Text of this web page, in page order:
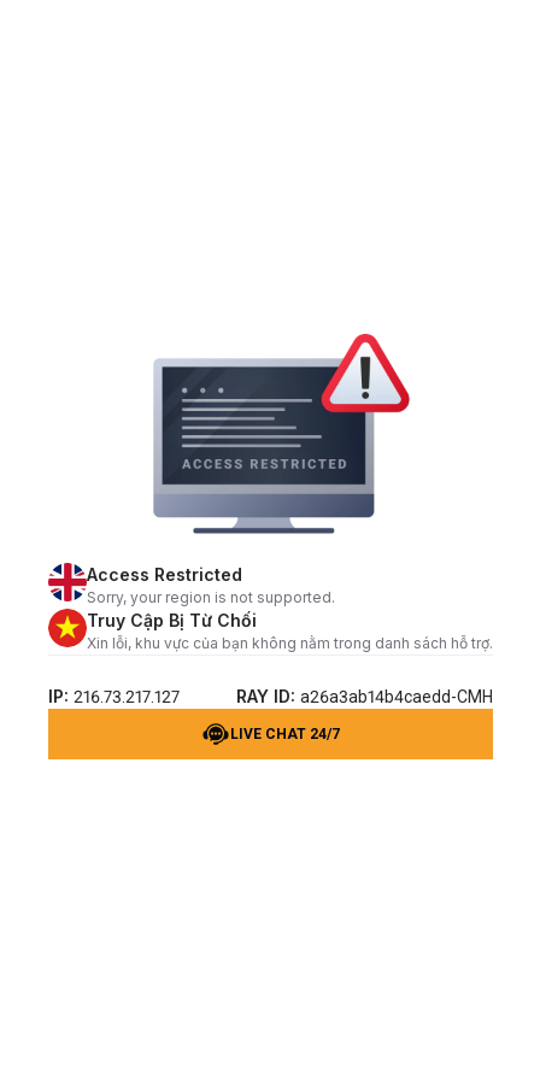
Access Restricted
Sorry, your region is not supported.
Truy Cập Bị Từ Chối
Xin lỗi, khu vực của bạn không nằm trong danh sách hỗ trợ.
IP: 216.73.217.127 RAY ID: a26a3ab14b4caedd-CMH
LIVE CHAT 24/7